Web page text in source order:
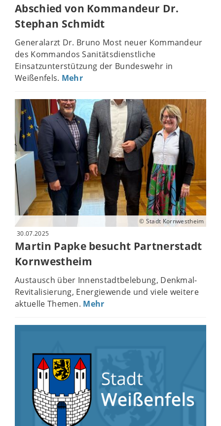
Abschied von Kommandeur Dr.
Stephan Schmidt
Generalarzt Dr. Bruno Most neuer Kommandeur
des Kommandos Sanitätsdienstliche
Einsatzunterstützung der Bundeswehr in
Weißenfels. Mehr
© Stadt Kornwestheim
30.07.2025
Martin Papke besucht Partnerstadt
Kornwestheim
Austausch über Innenstadtbelebung, Denkmal-
Revitalisierung, Energiewende und viele weitere
aktuelle Themen. Mehr